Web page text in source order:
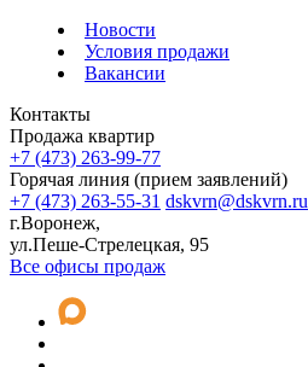
Новости
Условия продажи
Вакансии
Контакты
Продажа квартир
+7 (473) 263-99-77
Горячая линия (прием заявлений)
+7 (473) 263-55-31 dskvrn@dskvrn.ru
г.Воронеж,
ул.Пеше-Стрелецкая, 95
Все офисы продаж